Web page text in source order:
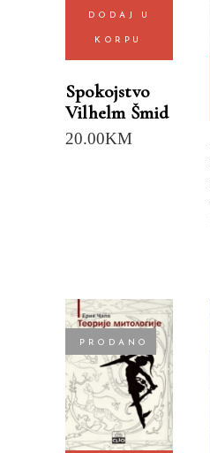
DODAJ U
KORPU
Spokojstvo
Vilhelm Šmid
20.00KM
PRODANO